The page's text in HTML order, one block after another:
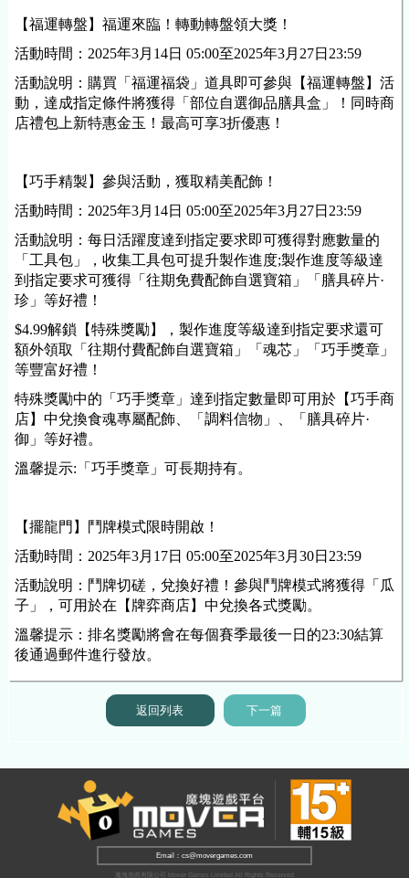
【福運轉盤】福運來臨！轉動轉盤領大獎！
活動時間： 2025年3月14日 05:00至2025年3月27日23:59
活動說明：購買「福運福袋」道具即可參與【福運轉盤】活
動，達成指定條件將獲得「部位自選御品膳具盒」！同時商
店禮包上新特惠金玉！最高可享3折優惠！
【巧手精製】參與活動，獲取精美配飾！
活動時間： 2025年3月14日 05:00至2025年3月27日23:59
活動說明：每日活躍度達到指定要求即可獲得對應數量的
「工具包」，收集工具包可提升製作進度;製作進度等級達
到指定要求可獲得「往期免費配飾自選寶箱」「膳具碎片·
珍」等好禮！
$4.99解鎖【特殊獎勵】，製作進度等級達到指定要求還可
額外領取「往期付費配飾自選寶箱」「魂芯」「巧手獎章」
等豐富好禮！
特殊獎勵中的「巧手獎章」達到指定數量即可用於【巧手商
店】中兌換食魂專屬配飾、「調料信物」、「膳具碎片·
御」等好禮。
溫馨提示:「巧手獎章」可長期持有。
【擺龍門】鬥牌模式限時開啟！
活動時間： 2025年3月17日 05:00至2025年3月30日23:59
活動說明：鬥牌切磋，兌換好禮！參與鬥牌模式將獲得「瓜
子」，可用於在【牌弈商店】中兌換各式獎勵。
溫馨提示：排名獎勵將會在每個賽季最後一日的23:30結算
後通過郵件進行發放。
返回列表 下一篇
Email：cs@movergames.com
魔塊遊戲有限公司 Mover Games Limited All Rights Reserved